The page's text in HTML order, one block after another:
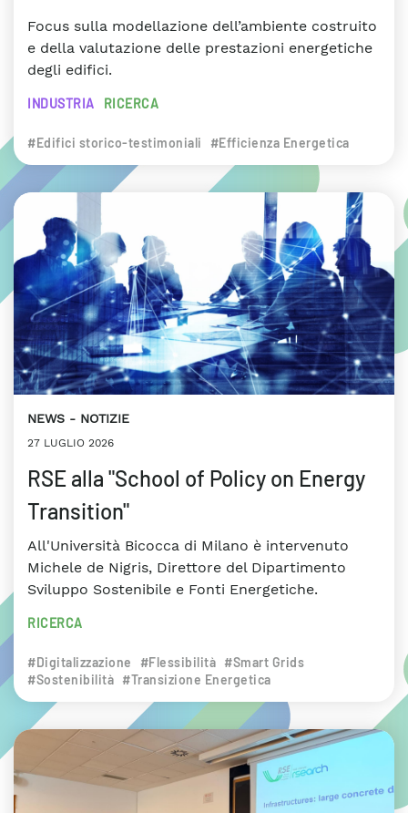
Focus sulla modellazione dell’ambiente costruito
e della valutazione delle prestazioni energetiche
degli edifici.
INDUSTRIA RICERCA
#Edifici storico-testimoniali #Efficienza Energetica
NEWS NOTIZIE
27 LUGLIO 2026
RSE alla "School of Policy on Energy
Transition"
All'Università Bicocca di Milano è intervenuto
Michele de Nigris, Direttore del Dipartimento
Sviluppo Sostenibile e Fonti Energetiche.
RICERCA
#Digitalizzazione #Flessibilità #Smart Grids
#Sostenibilità #Transizione Energetica